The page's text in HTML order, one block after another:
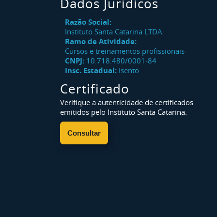
Razão Social:
Instituto Santa Catarina LTDA
Ramo de Atividade:
Cursos e treinamentos profissionais
CNPJ: 10.718.480/0001-84
Insc. Estadual: Isento
Certificado
Verifique a autenticidade de certificados
emitidos pelo Instituto Santa Catarina.
Consultar